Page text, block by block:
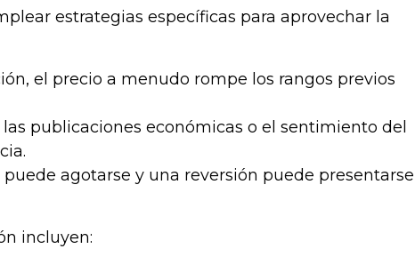
estrategias específicas para aprovechar la
el precio a menudo rompe los rangos previos
publicaciones económicas o el sentimiento del
agotarse y una reversión puede presentarse
incluyen: